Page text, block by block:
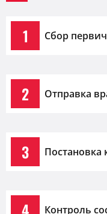
1 Сбор
2 Отправка
3 Постановка
Контроль